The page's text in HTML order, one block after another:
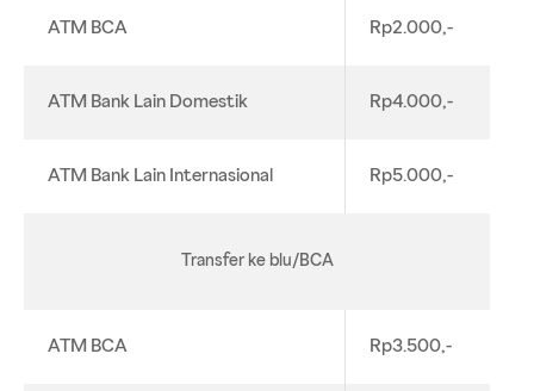
ATM BCA Rp2.000,-
ATM Bank Lain Domestik Rp4.000,-
ATM Bank Lain Internasional Rp5.000,-
Transfer ke blu/BCA
ATM BCA Rp3.500,-